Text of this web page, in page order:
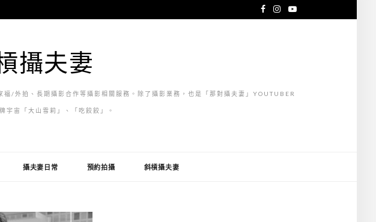
攝夫妻
/外拍、長期攝影合作等攝影相關服務。除了攝影業務，也是「那對攝夫妻」YOUTUBER
宇宙「大山雪莉」、「吃餃餃」。
攝夫妻日常 預約拍攝 斜槓攝夫妻